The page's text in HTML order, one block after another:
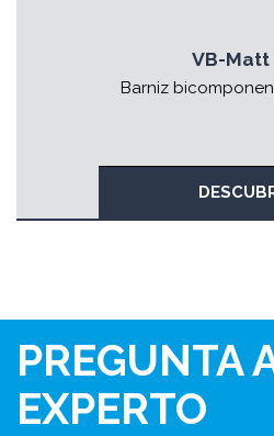
VB-Matt
Barniz
PREGUNTA
EXPERTO